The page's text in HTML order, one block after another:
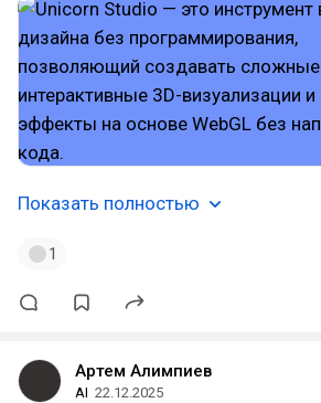
Показать полностью
1
Артем Алимпиев
AI 22.12.2025